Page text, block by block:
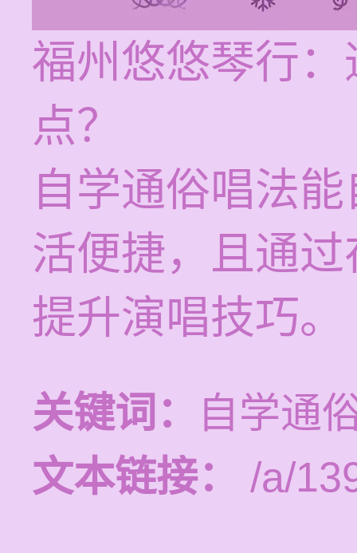
福州悠悠琴行
点？
自学通俗唱法
活便捷，且通
提升演唱技巧。
关键词：
自学通
文本链接：
/a/